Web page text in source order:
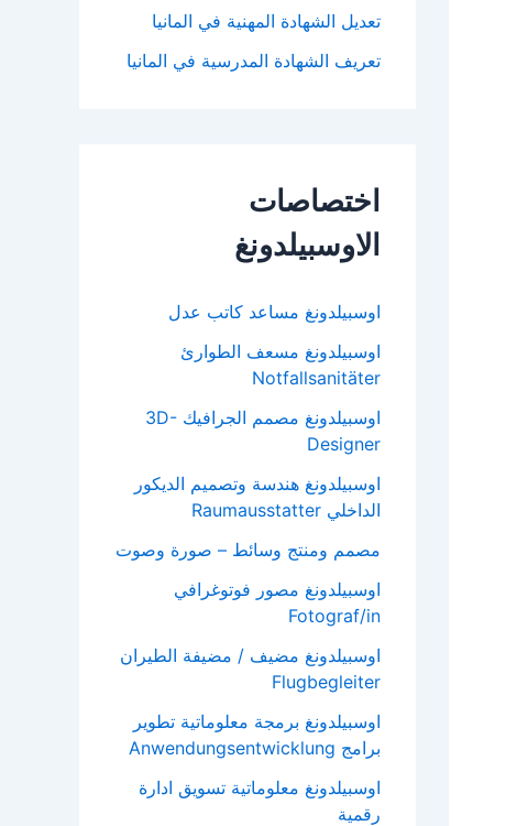
تعديل الشهادة المهنية في المانيا
تعريف الشهادة المدرسية في المانيا
اختصاصات
الاوسبيلدونغ
اوسبيلدونغ مساعد كاتب عدل
اوسبيلدونغ مسعف الطوارئ
Notfallsanitäter
اوسبيلدونغ مصمم الجرافيك 3D-
Designer
اوسبيلدونغ هندسة وتصميم الديكور
الداخلي Raumausstatter
مصمم ومنتج وسائط – صورة وصوت
اوسبيلدونغ مصور فوتوغرافي
Fotograf/in
اوسبيلدونغ مضيف / مضيفة الطيران
Flugbegleiter
اوسبيلدونغ برمجة معلوماتية تطوير
برامج Anwendungsentwicklung
اوسبيلدونغ معلوماتية تسويق ادارة
رقمية